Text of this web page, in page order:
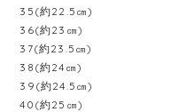
35(約22.5㎝)
36(約23㎝)
37(約23.5㎝)
38(約24㎝)
39(約24.5㎝)
40(約25㎝)